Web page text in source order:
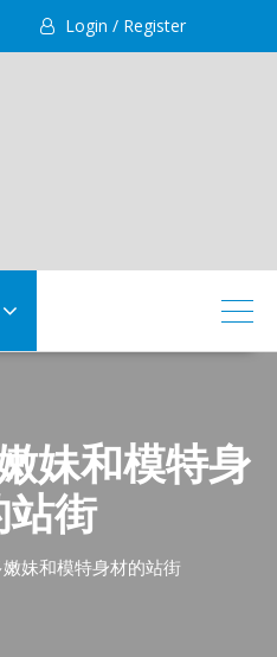
Login / Register
妹和模特身
街
嫩妹和模特身材的站街